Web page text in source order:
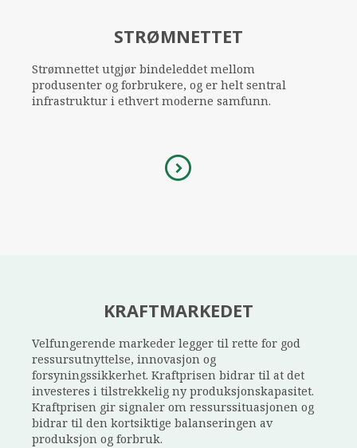
STRØMNETTET
Strømnettet utgjør bindeleddet mellom
produsenter og forbrukere, og er helt sentral
infrastruktur i ethvert moderne samfunn.
KRAFTMARKEDET
Velfungerende markeder legger til rette for god
ressursutnyttelse, innovasjon og
forsyningssikkerhet. Kraftprisen bidrar til at det
investeres i tilstrekkelig ny produksjonskapasitet.
Kraftprisen gir signaler om ressurssituasjonen og
bidrar til den kortsiktige balanseringen av
produksjon og forbruk.